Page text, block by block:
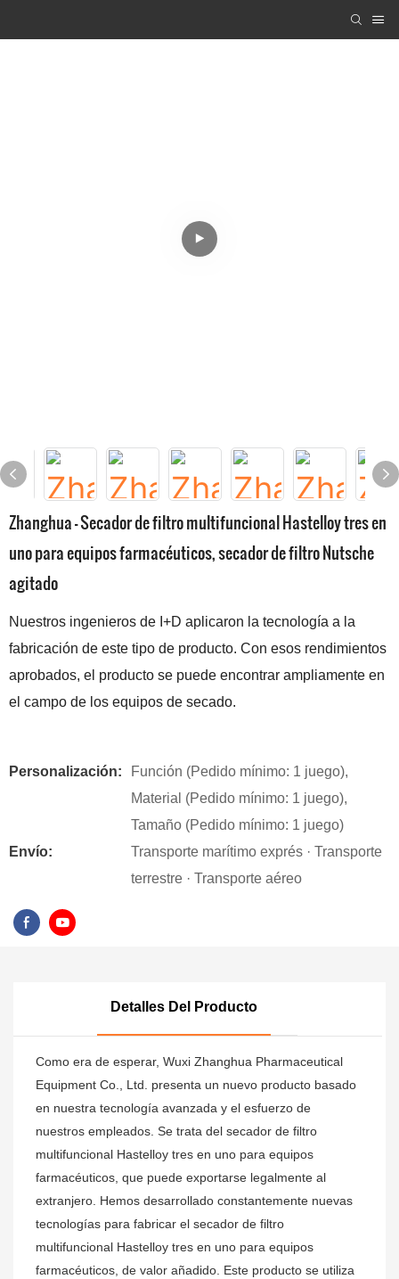
Zhanghua - Secador de filtro multifuncional Hastelloy tres en
uno para equipos farmacéuticos, secador de filtro Nutsche
agitado
Nuestros ingenieros de I+D aplicaron la tecnología a la
fabricación de este tipo de producto. Con esos rendimientos
aprobados, el producto se puede encontrar ampliamente en
el campo de los equipos de secado.
Personalización:
Función (Pedido mínimo: 1 juego),
Material (Pedido mínimo: 1 juego),
Tamaño (Pedido mínimo: 1 juego)
Envío:
Transporte marítimo exprés · Transporte
terrestre · Transporte aéreo
Detalles Del Producto
Como era de esperar, Wuxi Zhanghua Pharmaceutical
Equipment Co., Ltd. presenta un nuevo producto basado
en nuestra tecnología avanzada y el esfuerzo de
nuestros empleados. Se trata del secador de filtro
multifuncional Hastelloy tres en uno para equipos
farmacéuticos, que puede exportarse legalmente al
extranjero. Hemos desarrollado constantemente nuevas
tecnologías para fabricar el secador de filtro
multifuncional Hastelloy tres en uno para equipos
farmacéuticos, de valor añadido. Este producto se utiliza